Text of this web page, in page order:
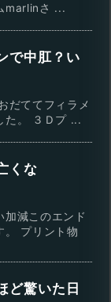
marlinさ ...
で中肛？い
だててフィラメ
た。 ３Ｄプ ...
くな
加減このエンド
。 プリント物
ど驚いた日